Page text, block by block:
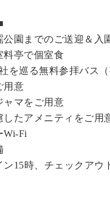
公園までのご送迎＆入
料亭で個室食
を巡る無料参拝バス（
用意
ャマをご用意
したアメニティをご用
Wi-Fi
ン15時、チェックアウ